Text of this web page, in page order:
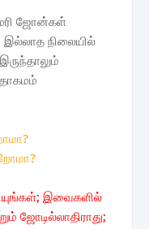
ஜோன்கள்
இல்லாத நிலையில்
இவைகளில்
ஜோடில்லாதிராது;